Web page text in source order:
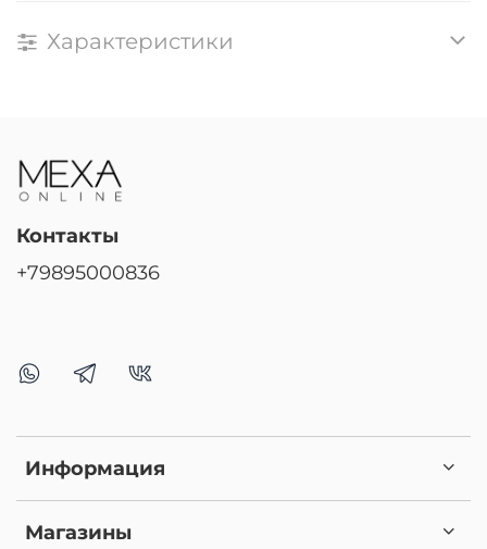
Характеристики
Информация
Магазины
Контакты
+79895000836